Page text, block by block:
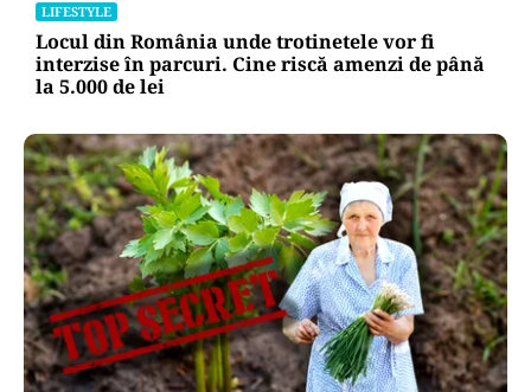
LIFESTYLE
Locul din România unde trotinetele vor fi
interzise în parcuri. Cine riscă amenzi de până
la 5.000 de lei